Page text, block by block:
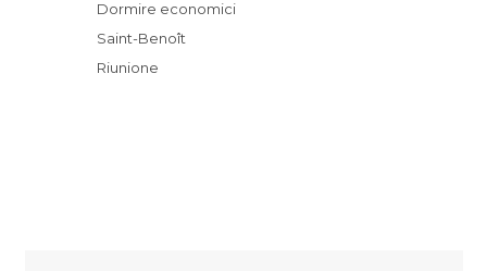
Marina de Sainte-Rose
Sainte rose
Lava flow at Tremblet
Dormire economici
Saint-Benoît
Riunione